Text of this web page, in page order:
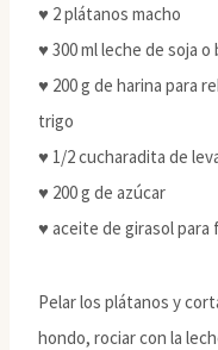
♥ 2 plátanos macho
♥ 300 ml leche de soja
♥ 200 g de harina para
trigo
♥ 1/2 cucharadita de
♥ 200 g de azúcar
♥ aceite de girasol para
Pelar los plátanos y
hondo, rociar con la